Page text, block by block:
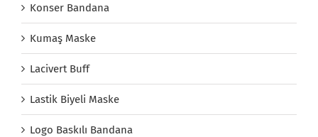
Konser Bandana
Kumaş Maske
Lacivert Buff
Lastik Biyeli Maske
Logo Baskılı Bandana